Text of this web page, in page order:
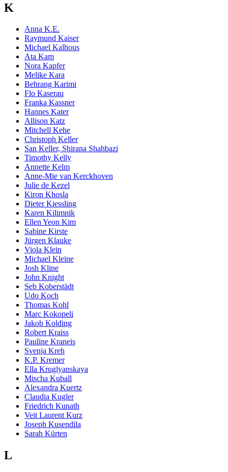
K
Anna K.E.
Raymund Kaiser
Michael Kalhous
Ata Kam
Nora Kapfer
Melike Kara
Behrang Karimi
Flo Kaserau
Franka Kassner
Hannes Kater
Allison Katz
Mitchell Kehe
Christoph Keller
San Keller, Shirana Shahbazi
Timothy Kelly
Annette Kelm
Anne-Mie van Kerckhoven
Julie de Kezel
Kiron Khosla
Dieter Kiessling
Karen Kilimnik
Ellen Yeon Kim
Sabine Kirste
Jürgen Klauke
Viola Klein
Michael Kleine
Josh Kline
John Knight
Seb Koberstädt
Udo Koch
Thomas Kohl
Marc Kokopeli
Jakob Kolding
Robert Kraiss
Pauline Kraneis
Svenja Kreh
K.P. Kremer
Ella Kruglyanskaya
Mischa Kuball
Alexandra Kuertz
Claudia Kugler
Friedrich Kunath
Veit Laurent Kurz
Joseph Kusendila
Sarah Kürten
L